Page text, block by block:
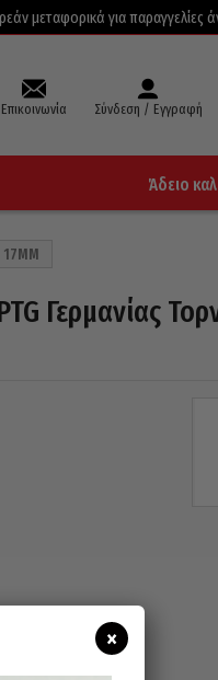
μεταφορικά για παραγγελίες
Επικοινωνία Σύνδεση / Εγγραφή
Άδειο
Γερμανίας
×